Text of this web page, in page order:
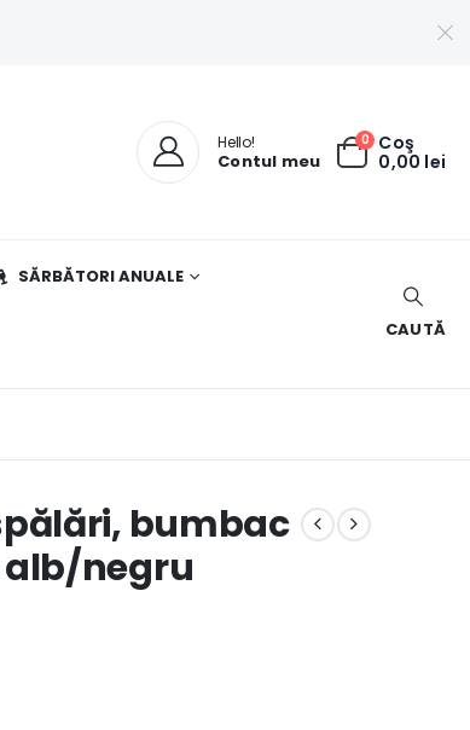
Hello!
Contul meu
0 Coş
0,00 lei
SĂRBĂTORI ANUALE
CAUTĂ
bumbac
alb/negru